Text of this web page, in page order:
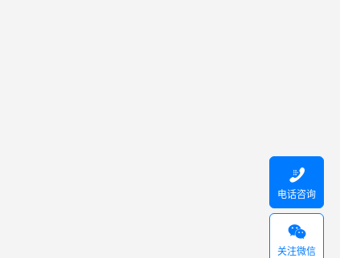

电话咨询

关注微信